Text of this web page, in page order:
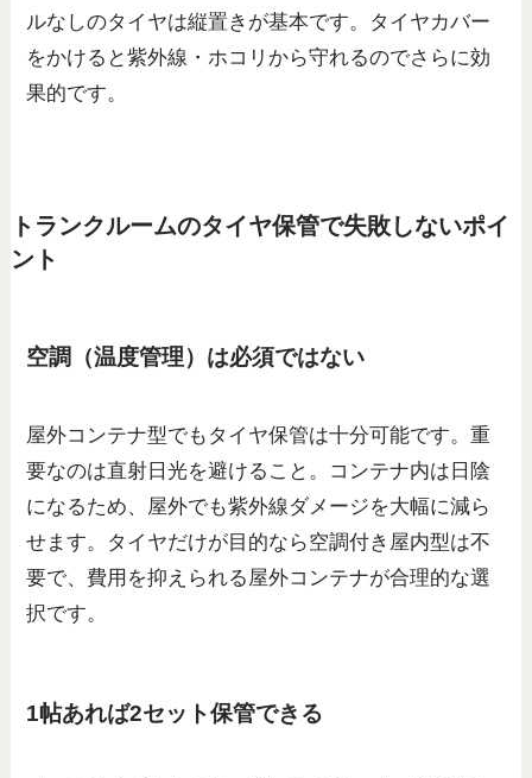
ルなしのタイヤは縦置きが基本です。タイヤカバー
をかけると紫外線・ホコリから守れるのでさらに効
果的です。
トランクルームのタイヤ保管で失敗しないポイ
ント
空調（温度管理）は必須ではない
屋外コンテナ型でもタイヤ保管は十分可能です。重
要なのは直射日光を避けること。コンテナ内は日陰
になるため、屋外でも紫外線ダメージを大幅に減ら
せます。タイヤだけが目的なら空調付き屋内型は不
要で、費用を抑えられる屋外コンテナが合理的な選
択です。
1帖あれば2セット保管できる